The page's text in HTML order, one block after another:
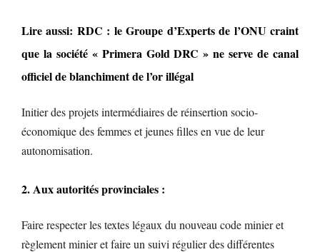
Lire aussi: RDC : le Groupe d’Experts de l’ONU craint
que la société « Primera Gold DRC » ne serve de canal
officiel de blanchiment de l’or illégal
Initier des projets intermédiaires de réinsertion socio-
économique des femmes et jeunes filles en vue de leur
autonomisation.
2. Aux autorités provinciales :
Faire respecter les textes légaux du nouveau code minier et
règlement minier et faire un suivi régulier des différentes